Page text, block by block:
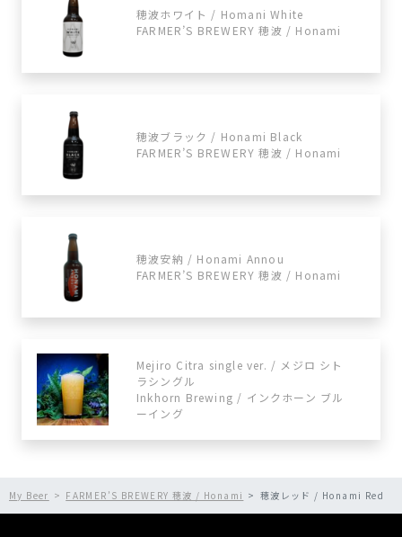
穂波ホワイト / Homani White
FARMER’S BREWERY 穂波 / Honami
穂波ブラック / Honami Black
FARMER’S BREWERY 穂波 / Honami
穂波安納 / Honami Annou
FARMER’S BREWERY 穂波 / Honami
Mejiro Citra single ver. / メジロ シト
ラシングル
Inkhorn Brewing / インクホーン ブル
ーイング
My Beer FARMER’S BREWERY 穂波 / Honami 穂波レッド / Honami Red